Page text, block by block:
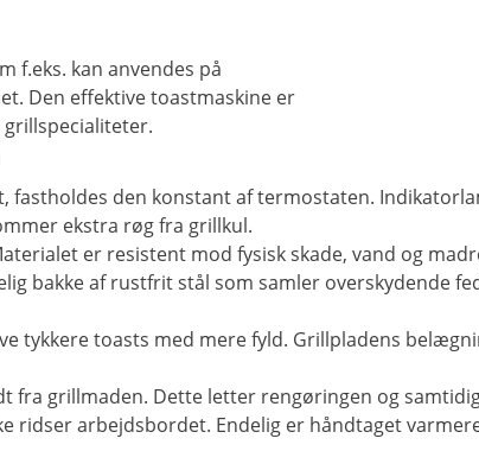
f.eks. kan anvendes på
Den effektive toastmaskine er
den konstant af termostaten.
ekstra røg fra grillkul.
er resistent mod fysisk skade, vand og
bakke af rustfrit stål som samler overskydende
tykkere toasts med mere fyld. Grillpladens
fra grillmaden. Dette letter rengøringen og
arbejdsbordet. Endelig er håndtaget